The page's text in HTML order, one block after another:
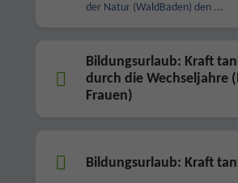
der Natur (WaldBaden) den ...
Bildungsurlaub: Kraft
durch die Wechseljahre
Frauen)
Bildungsurlaub: Kraft